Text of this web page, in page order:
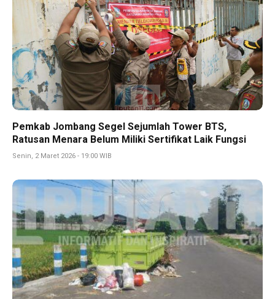
Pemkab Jombang Segel Sejumlah Tower BTS,
Ratusan Menara Belum Miliki Sertifikat Laik Fungsi
Senin, 2 Maret 2026 - 19:00 WIB